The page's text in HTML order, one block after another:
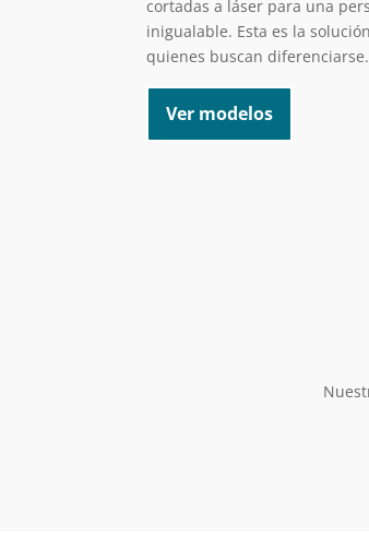
cortadas a láser para una
inigualable. Esta es la
quienes buscan diferenciarse.
Ver modelos